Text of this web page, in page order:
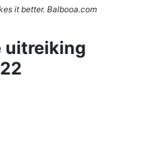
it better. Balbooa.com
uitreiking